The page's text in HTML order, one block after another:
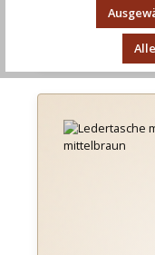
Regulärer Preis: